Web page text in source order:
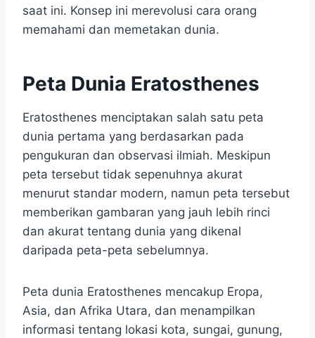
saat ini. Konsep ini merevolusi cara orang
memahami dan memetakan dunia.
Peta Dunia Eratosthenes
Eratosthenes menciptakan salah satu peta
dunia pertama yang berdasarkan pada
pengukuran dan observasi ilmiah. Meskipun
peta tersebut tidak sepenuhnya akurat
menurut standar modern, namun peta tersebut
memberikan gambaran yang jauh lebih rinci
dan akurat tentang dunia yang dikenal
daripada peta-peta sebelumnya.
Peta dunia Eratosthenes mencakup Eropa,
Asia, dan Afrika Utara, dan menampilkan
informasi tentang lokasi kota, sungai, gunung,